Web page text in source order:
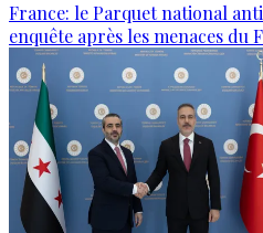
France: le Parquet national
enquête après les menaces du